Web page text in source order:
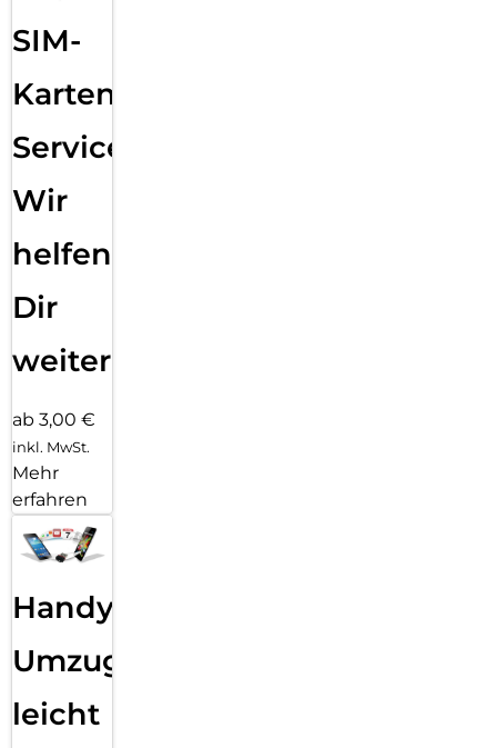
SIM-
Karten
Service:
Wir
helfen
Dir
weiter
ab 3,00 €
inkl. MwSt.
Mehr
erfahren
Handy
Umzug
leicht